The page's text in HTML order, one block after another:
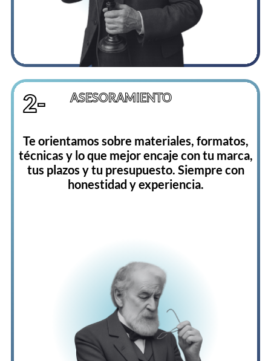
2- ASESORAMIENTO
Te orientamos sobre materiales, formatos,
técnicas y lo que mejor encaje con tu marca,
tus plazos y tu presupuesto. Siempre con
honestidad y experiencia.